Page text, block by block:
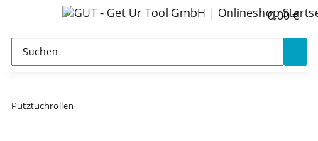
0,00 €
Putztuchrollen